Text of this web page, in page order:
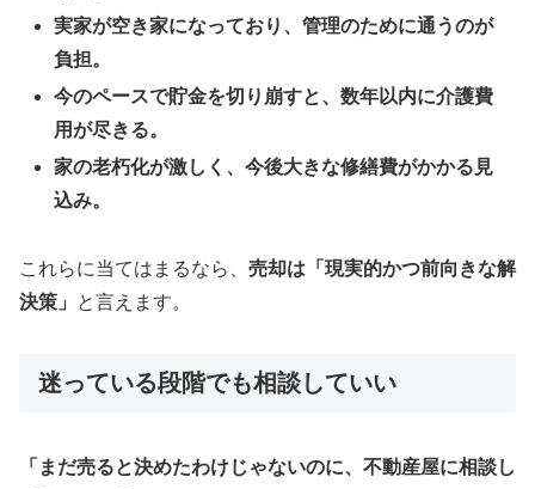
実家が空き家になっており、管理のために通うのが
負担。
今のペースで貯金を切り崩すと、数年以内に介護費
用が尽きる。
家の老朽化が激しく、今後大きな修繕費がかかる見
込み。
これらに当てはまるなら、 売却は「現実的かつ前向きな解
決策」
と言えます。
迷っている段階でも相談していい
「まだ売ると決めたわけじゃないのに、不動産屋に相談し